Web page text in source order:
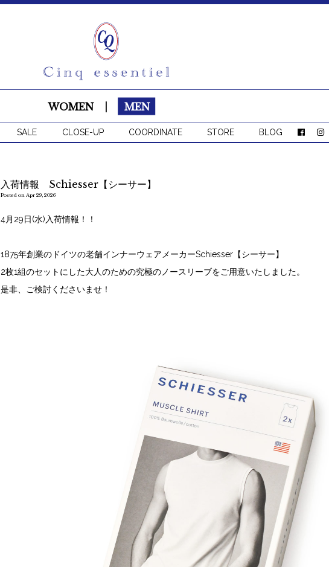
WOMEN MEN
SALE CLOSE-UP COORDINATE STORE BLOG
入荷情報 Schiesser【シーサー】
Posted on Apr 29, 2026
4月29日(水)入荷情報！！
1875年創業のドイツの老舗インナーウェアメーカーSchiesser【シーサー】
2枚1組のセットにした大人のための究極のノースリーブをご用意いたしました。
是非、ご検討くださいませ！